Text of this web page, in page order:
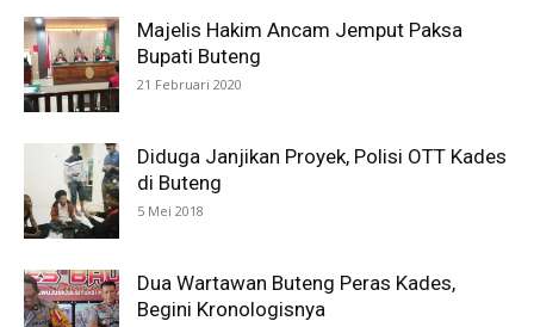
Majelis Hakim Ancam Jemput Paksa
Bupati Buteng
21 Februari 2020
Diduga Janjikan Proyek, Polisi OTT Kades
di Buteng
5 Mei 2018
Dua Wartawan Buteng Peras Kades,
Begini Kronologisnya